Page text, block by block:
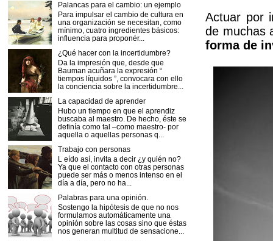
Actuar por
de muchas
forma de
Palancas para el cambio: un ejemplo
Para impulsar el cambio de cultura en
una organización se necesitan, como
mínimo, cuatro ingredientes básicos:
influencia para proponér...
¿Qué hacer con la incertidumbre?
Da la impresión que, desde que
Bauman acuñara la expresión “
tiempos líquidos ”, convocara con ello
la conciencia sobre la incertidumbre...
La capacidad de aprender
Hubo un tiempo en que el aprendiz
buscaba al maestro. De hecho, éste se
definía como tal –como maestro- por
aquella o aquellas personas q...
Trabajo con personas
L eído así, invita a decir ¿y quién no?
Ya que el contacto con otras personas
puede ser más o menos intenso en el
día a día, pero no ha...
Palabras para una opinión.
Sostengo la hipótesis de que no nos
formulamos automáticamente una
opinión sobre las cosas sino que éstas
nos generan multitud de sensacione...